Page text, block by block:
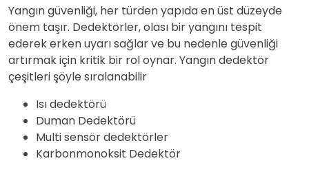
Yangın güvenliği, her türden yapıda en üst düzeyde
önem taşır. Dedektörler, olası bir yangını tespit
ederek erken uyarı sağlar ve bu nedenle güvenliği
artırmak için kritik bir rol oynar. Yangın dedektör
çeşitleri şöyle sıralanabilir
Isı dedektörü
Duman Dedektörü
Multi sensör dedektörler
Karbonmonoksit Dedektör